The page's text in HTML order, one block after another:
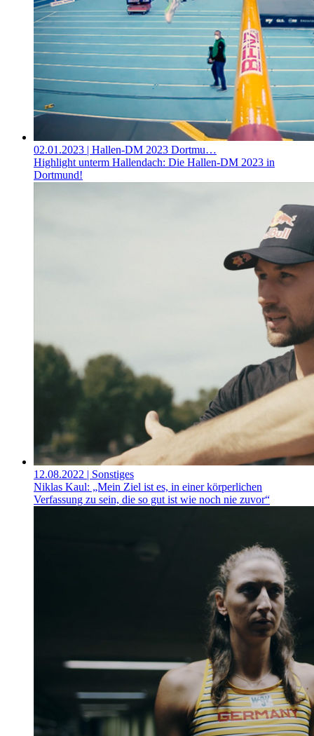
02.01.2023 | Hallen-DM 2023 Dortmu…
Highlight unterm Hallendach: Die Hallen-DM 2023 in
Dortmund!
12.08.2022 | Sonstiges
Niklas Kaul: „Mein Ziel ist es, in einer körperlichen
Verfassung zu sein, die so gut ist wie noch nie zuvor“